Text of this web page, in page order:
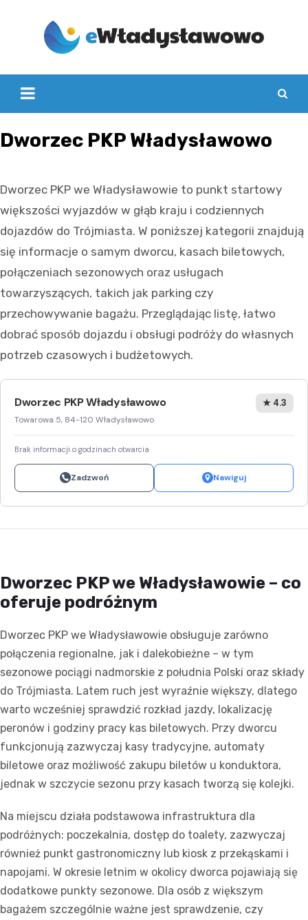
Dworzec PKP Władysławowo
Dworzec PKP we Władysławowie to punkt startowy
większości wyjazdów w głąb kraju i codziennych
dojazdów do Trójmiasta. W poniższej kategorii znajdują
się informacje o samym dworcu, kasach biletowych,
połączeniach sezonowych oraz usługach
towarzyszących, takich jak parking czy
przechowywanie bagażu. Przeglądając listę, łatwo
dobrać sposób dojazdu i obsługi podróży do własnych
potrzeb czasowych i budżetowych.
Dworzec PKP Władysławowo
Towarowa 5, 84-120 Władysławowo
★ 4.3
Brak informacji o godzinach otwarcia
Zadzwoń Nawiguj
Dworzec PKP we Władysławowie – co
oferuje podróżnym
Dworzec PKP we Władysławowie obsługuje zarówno
połączenia regionalne, jak i dalekobieżne – w tym
sezonowe pociągi nadmorskie z południa Polski oraz składy
do Trójmiasta. Latem ruch jest wyraźnie większy, dlatego
warto wcześniej sprawdzić rozkład jazdy, lokalizację
peronów i godziny pracy kas biletowych. Przy dworcu
funkcjonują zazwyczaj kasy tradycyjne, automaty
biletowe oraz możliwość zakupu biletów u konduktora,
jednak w szczycie sezonu przy kasach tworzą się kolejki.
Na miejscu działa podstawowa infrastruktura dla
podróżnych: poczekalnia, dostęp do toalety, zazwyczaj
również punkt gastronomiczny lub kiosk z przekąskami i
napojami. W okresie letnim w okolicy dworca pojawiają się
dodatkowe punkty sezonowe. Dla osób z większym
bagażem szczególnie ważne jest sprawdzenie, czy